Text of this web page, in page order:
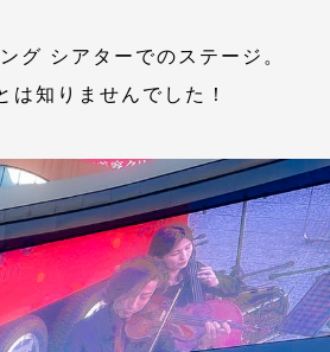
グ シアターでのステージ。
知りませんでした！